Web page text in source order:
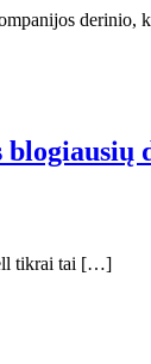
tikrai tai […]